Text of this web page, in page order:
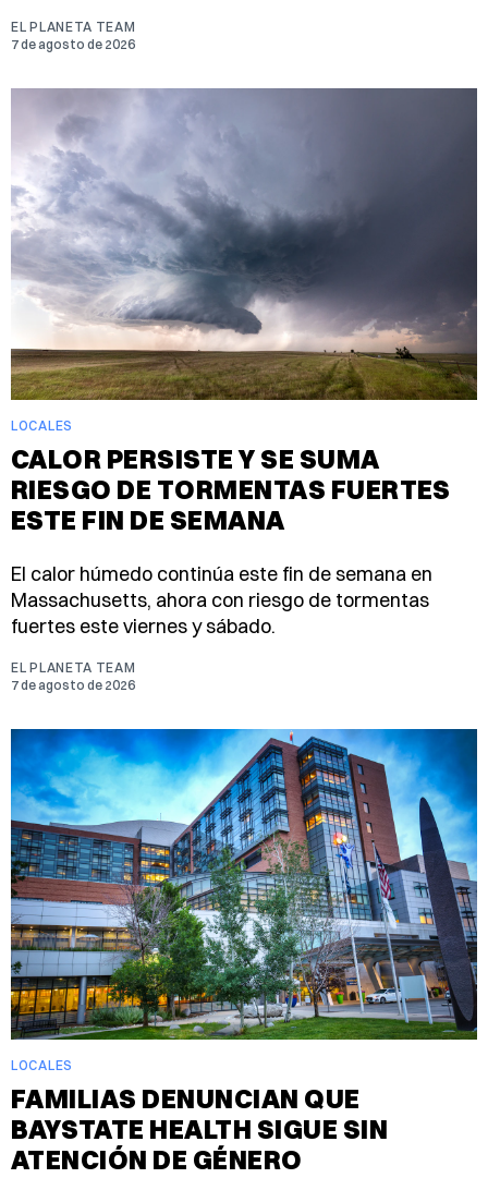
EL PLANETA TEAM
7 de agosto de 2026
LOCALES
CALOR PERSISTE Y SE SUMA
RIESGO DE TORMENTAS FUERTES
ESTE FIN DE SEMANA
El calor húmedo continúa este fin de semana en
Massachusetts, ahora con riesgo de tormentas
fuertes este viernes y sábado.
EL PLANETA TEAM
7 de agosto de 2026
LOCALES
FAMILIAS DENUNCIAN QUE
BAYSTATE HEALTH SIGUE SIN
ATENCIÓN DE GÉNERO